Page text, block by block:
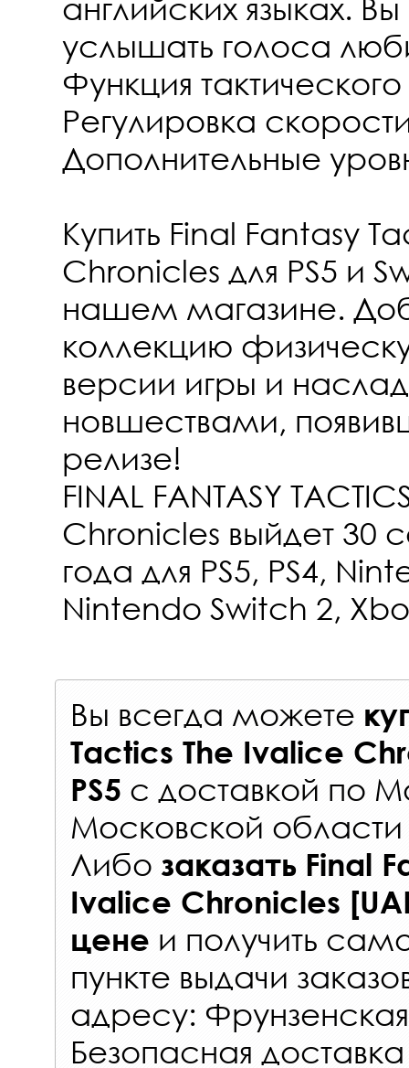
английских языках.
услышать голоса
Функция
Регулировка
Дополнительные
Купить Final Fantasy
Chronicles для PS5 и
нашем магазине.
коллекцию
версии игры и
новшествами,
релизе!
FINAL FANTASY
Chronicles выйдет 30
года для PS5, PS4,
Nintendo Switch 2,
Вы всегда можете
Tactics The Ivalice
PS5 с доставкой по
Московской
Либо заказать Final
Ivalice Chronicles
цене и получить
пункте выдачи
адресу:
Безопасная